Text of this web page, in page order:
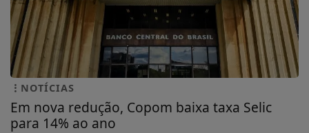
NOTÍCIAS
Em nova redução, Copom baixa taxa Selic
para 14% ao ano